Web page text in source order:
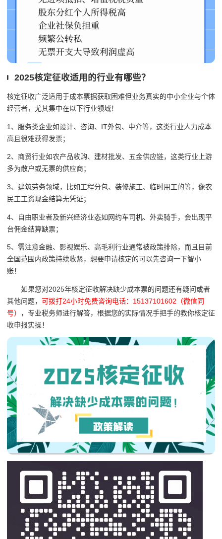
2025核定征收适用的行业有哪些？
核定征收广泛适用于成本票据获取困难但业务真实的中小企业与个体
经营者，尤其集中在以下行业领域！
1、服务类企业如设计、咨询、IT外包、中介等，这类行业人力成本
高且很难获得发票；
2、商贸行业如农产品收购、建材批发、五金供应链，这类行业上游
多为散户或无票的供应商；
3、建筑劳务领域，比如工程分包、装修施工、临时用工的等，像农
民工工资现金结算无凭证；
4、自由职业者及新兴经济业态如网约车司机、外卖骑手，会出现平
台佣金结算缺票；
5、需注意金融、影视娱乐、高毛利行业通常被政策排除，而且目前
全国范围内政策持续收紧，想要申请核定的可以先咨询一下智小
账！
如果您对2025年核定征收解决缺少成本票的问题还有疑问或者
其他问题， 可拨打24小时免费咨询电话：15137101602（微信同
号）
，专业税务师进行解答，根据您的实际情况手把手的教你核定征
收申报实操！